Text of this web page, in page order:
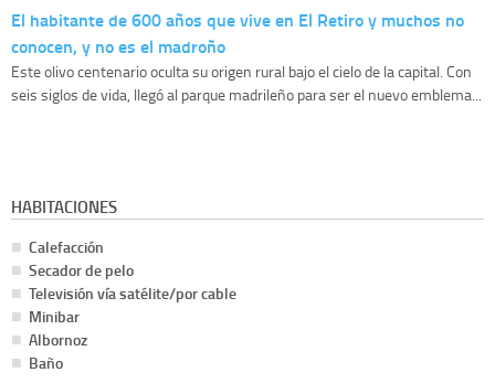
El habitante de 600 años que vive en El Retiro y muchos no
conocen, y no es el madroño
Este olivo centenario oculta su origen rural bajo el cielo de la capital. Con
seis siglos de vida, llegó al parque madrileño para ser el nuevo emblema...
HABITACIONES
Calefacción
Secador de pelo
Televisión vía satélite/por cable
Minibar
Albornoz
Baño